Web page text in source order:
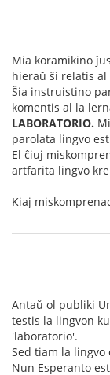
Mia koramikino
hieraŭ ŝi relatis
Ŝia instruistino
komentis al la
LABORATORIO.
parolata lingvo
El ĉiuj
artfarita lingvo
Kiaj
Antaŭ ol publiki
testis la lingvon
'laboratorio'.
Sed tiam la
Nun Esperanto